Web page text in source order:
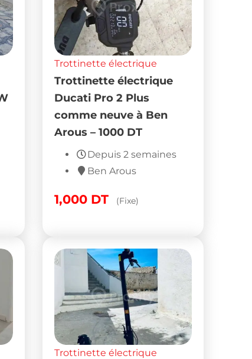
Trottinette électrique
Trottinette électrique
Ducati Pro 2 Plus
comme neuve à Ben
Arous – 1000 DT
Depuis 2 semaines
Ben Arous
1,000 DT (Fixe)
Trottinette électrique